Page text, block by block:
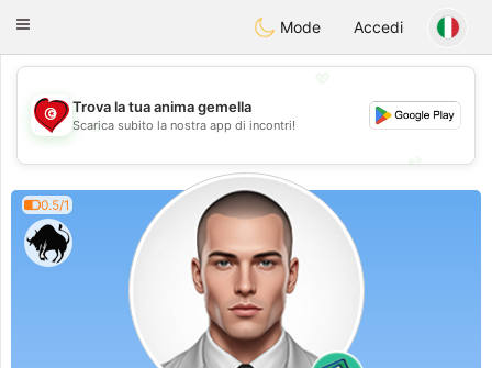
Tunisia Dating
Toggle
Mode Accedi
💖
💕
Trova la tua anima gemella
Scarica subito la nostra app di incontri!
0.5/1